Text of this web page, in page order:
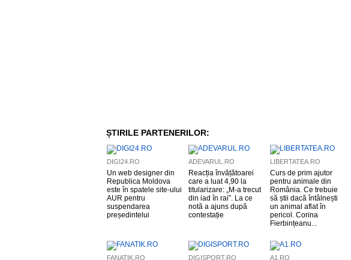
ȘTIRILE PARTENERILOR:
DIGI24.RO
Un web designer din
Republica Moldova
este în spatele site-ului
AUR pentru
suspendarea
președintelui
ADEVARUL.RO
Reacția învățătoarei
care a luat 4,90 la
titularizare: „M-a trecut
din iad în rai”. La ce
notă a ajuns după
contestație
LIBERTATEA.RO
Curs de prim ajutor
pentru animale din
România. Ce trebuie
să știi dacă întâlnești
un animal aflat în
pericol. Corina
Fierbințeanu...
FANATIK.RO DIGISPORT.RO A1.RO